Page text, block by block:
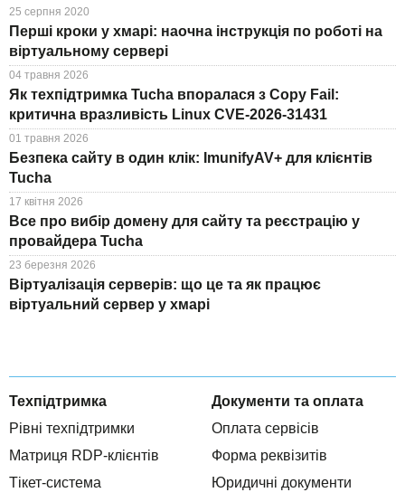
25 серпня 2020
Перші кроки у хмарі: наочна інструкція по роботі на
віртуальному сервері
04 травня 2026
Як техпідтримка Tucha впоралася з Copy Fail:
критична вразливість Linux CVE-2026-31431
01 травня 2026
Безпека сайту в один клік: ImunifyAV+ для клієнтів
Tucha
17 квітня 2026
Все про вибір домену для сайту та реєстрацію у
провайдера Tucha
23 березня 2026
Віртуалізація серверів: що це та як працює
віртуальний сервер у хмарі
Техпідтримка
Рівні техпідтримки
Матриця RDP-клієнтів
Тікет-система
Документи та оплата
Оплата сервісів
Форма реквізитів
Юридичні документи